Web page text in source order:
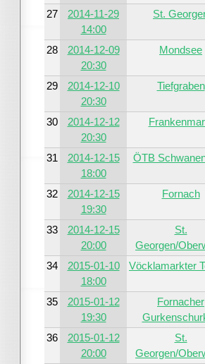
27
2014-11-29
14:00
St.
28
2014-12-09
20:30
Mondsee
29
2014-12-10
20:30
Tiefgraben
30
2014-12-12
20:30
31
2014-12-15
18:00
ÖTB
32
2014-12-15
19:30
Fornach
33
2014-12-15
20:00
St.
Georgen/
34
2015-01-10
18:00
Vöcklamarkter
35
2015-01-12
19:30
Fornacher
36
2015-01-12
20:00
St.
Georgen/